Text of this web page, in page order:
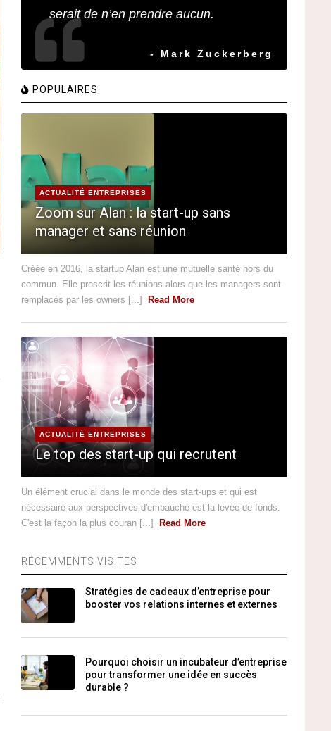
serait de n’en prendre aucun.
- Mark Zuckerberg
POPULAIRES
ACTUALITÉ ENTREPRISES
Zoom sur Alan : la start-up sans
manager et sans réunion
Créée en 2016, la startup Alan est une mutuelle santé hors du
commun. Elle proscrit les réunions alors que les managers sont
remplacés par les owners [...]
Read More
ACTUALITÉ ENTREPRISES
Le top des start-up qui recrutent
Un élément crucial dans le monde des start-ups et qui est
nécessaire aux perspectives d'embauche est la levée de fonds.
C'est la façon la plus couran [...]
Read More
RÉCEMMENTS VISITÉS
Stratégies de cadeaux d’entreprise pour
booster vos relations internes et externes
Pourquoi choisir un incubateur d’entreprise
pour transformer une idée en succès
durable ?